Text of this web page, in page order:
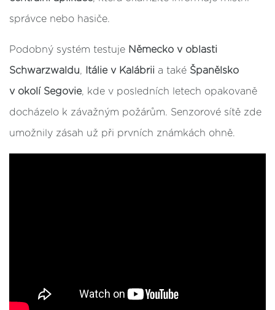
správce nebo hasiče.
Podobný systém testuje Německo v oblasti
Schwarzwaldu, Itálie v Kalábrii a také Španělsko
v okolí Segovie, kde v posledních letech opakovaně
docházelo k závažným požárům. Senzorové sítě zde
umožnily zásah už při prvních známkách ohně.